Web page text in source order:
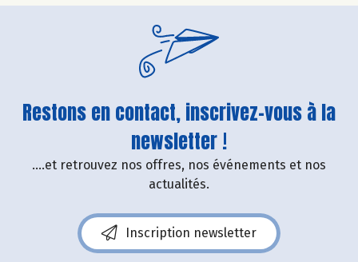
Restons en contact, inscrivez-vous à la
newsletter !
....et retrouvez nos offres, nos événements et nos
actualités.
Inscription newsletter